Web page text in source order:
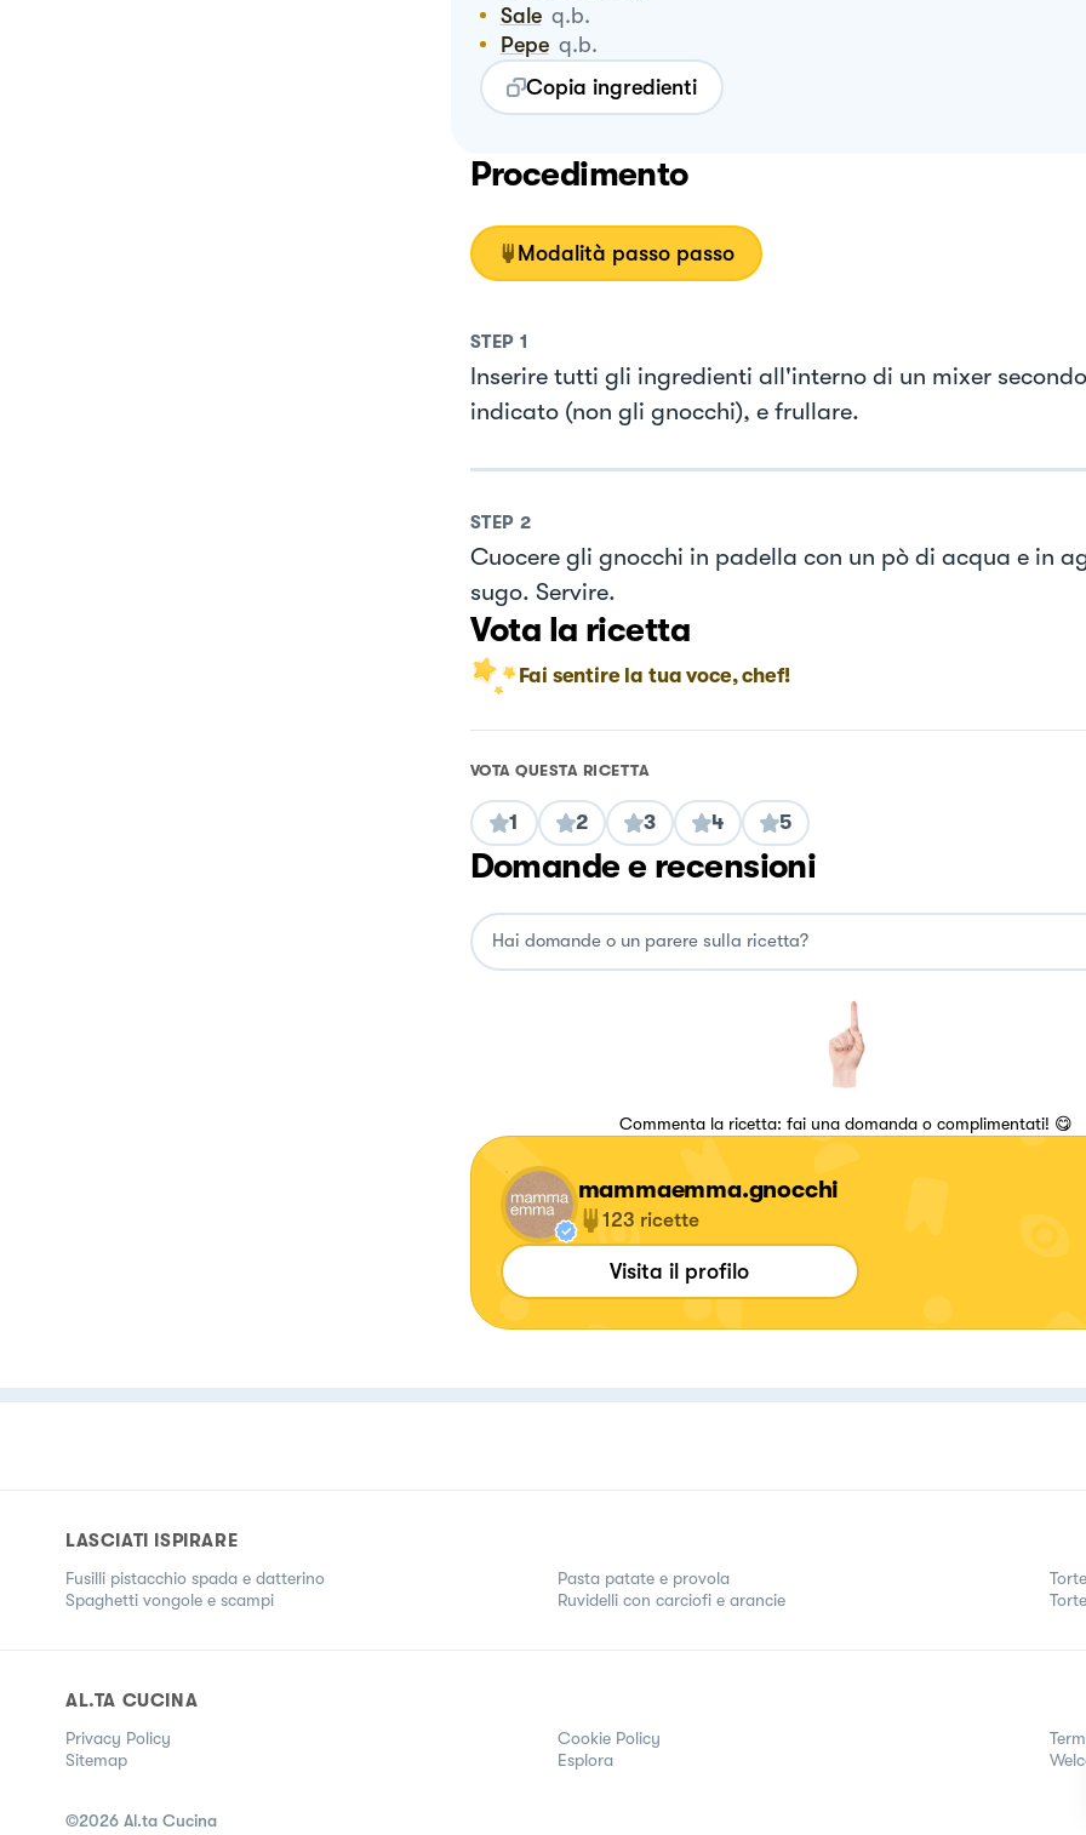
Sale q.b.
Pepe q.b.
Copia ingredienti
Procedimento
Modalità passo passo
STEP 1
Inserire tutti gli ingredienti all'interno di un mixer
indicato (non gli gnocchi), e frullare.
STEP 2
Cuocere gli gnocchi in padella con un pò di acqua e in
sugo. Servire.
Vota la ricetta
Fai sentire la tua voce, chef!
VOTA QUESTA RICETTA
1 2 3 4 5
Domande e recensioni
Commenta la ricetta: fai una domanda o complimentati! 😋
mammaemma.gnocchi
123 ricette
Visita il profilo
LASCIATI ISPIRARE
Fusilli pistacchio spada e datterino
Spaghetti vongole e scampi
Pasta patate e provola
Ruvidelli con carciofi e arancie
AL.TA CUCINA
Privacy Policy Cookie Policy
Sitemap
Esplora
©2026 Al.ta Cucina